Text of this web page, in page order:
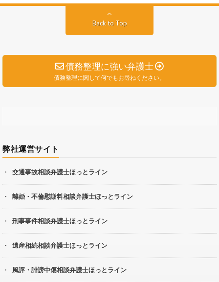
Back to Top
債務整理に強い弁護士
債務整理に関して何でもお尋ねください。
弊社運営サイト
交通事故相談弁護士ほっとライン
離婚・不倫慰謝料相談弁護士ほっとライン
刑事事件相談弁護士ほっとライン
遺産相続相談弁護士ほっとライン
風評・誹謗中傷相談弁護士ほっとライン